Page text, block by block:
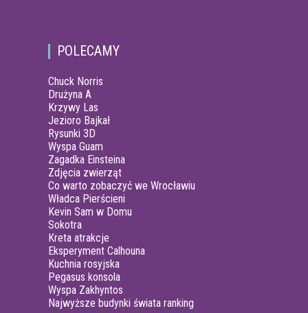
POLECAMY
Chuck Norris
Drużyna A
Krzywy Las
Jezioro Bajkał
Rysunki 3D
Wyspa Guam
Zagadka Einsteina
Zdjęcia zwierząt
Co warto zobaczyć we Wrocławiu
Władca Pierścieni
Kevin Sam w Domu
Sokotra
Kreta atrakcje
Eksperyment Calhouna
Kuchnia rosyjska
Pegasus konsola
Wyspa Zakhyntos
Najwyższe budynki świata ranking